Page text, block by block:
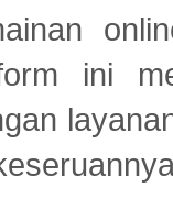
ini